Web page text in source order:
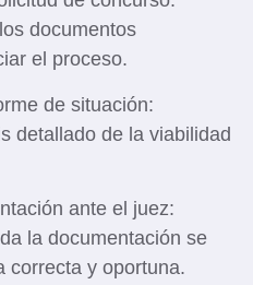
documentos
el proceso.
de situación:
detallado de la viabilidad
ante el juez:
la documentación se
correcta y oportuna.